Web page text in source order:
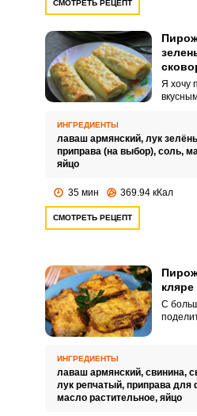
СМОТРЕТЬ РЕЦЕПТ
Я хочу
есть
ИНГРЕДИЕНТЫ
лаваш армянский, лук
приправа (на выбор), соль,
яйцо
35 мин 369.94 кКал
СМОТРЕТЬ РЕЦЕПТ
С
ИНГРЕДИЕНТЫ
лаваш армянский, свинина,
лук репчатый, приправа для
масло растительное, яйцо